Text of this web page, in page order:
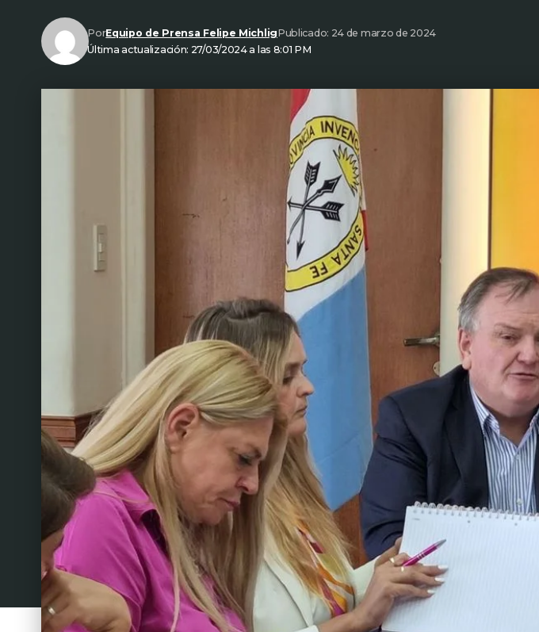
Última actualización: 27/03/2024 a las 8:01 PM
PorEquipo de Prensa Felipe MichligPublicado: 24 de marzo de 2024